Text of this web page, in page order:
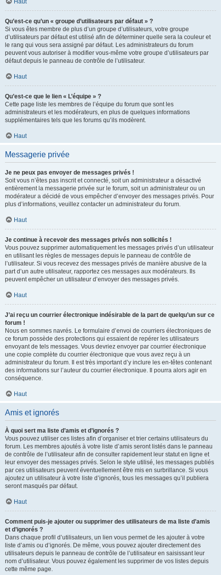
Haut
Qu’est-ce qu’un « groupe d’utilisateurs par défaut » ?
Si vous êtes membre de plus d’un groupe d’utilisateurs, votre groupe
d’utilisateurs par défaut est utilisé afin de déterminer quelle sera la couleur et
le rang qui vous sera assigné par défaut. Les administrateurs du forum
peuvent vous autoriser à modifier vous-même votre groupe d’utilisateurs par
défaut depuis le panneau de contrôle de l’utilisateur.
Haut
Qu’est-ce que le lien « L’équipe » ?
Cette page liste les membres de l’équipe du forum que sont les
administrateurs et les modérateurs, en plus de quelques informations
supplémentaires tels que les forums qu’ils modèrent.
Haut
Messagerie privée
Je ne peux pas envoyer de messages privés !
Soit vous n’êtes pas inscrit et connecté, soit un administrateur a désactivé
entièrement la messagerie privée sur le forum, soit un administrateur ou un
modérateur a décidé de vous empêcher d’envoyer des messages privés. Pour
plus d’informations, veuillez contacter un administrateur du forum.
Haut
Je continue à recevoir des messages privés non sollicités !
Vous pouvez supprimer automatiquement les messages privés d’un utilisateur
en utilisant les règles de messages depuis le panneau de contrôle de
l’utilisateur. Si vous recevez des messages privés de manière abusive de la
part d’un autre utilisateur, rapportez ces messages aux modérateurs. Ils
peuvent empêcher un utilisateur d’envoyer des messages privés.
Haut
J’ai reçu un courrier électronique indésirable de la part de quelqu’un sur ce
forum !
Nous en sommes navrés. Le formulaire d’envoi de courriers électroniques de
ce forum possède des protections qui essaient de repérer les utilisateurs
envoyant de tels messages. Vous devriez envoyer par courrier électronique
une copie complète du courrier électronique que vous avez reçu à un
administrateur du forum. Il est très important d’y inclure les en-têtes contenant
des informations sur l’auteur du courrier électronique. Il pourra alors agir en
conséquence.
Haut
Amis et ignorés
À quoi sert ma liste d’amis et d’ignorés ?
Vous pouvez utiliser ces listes afin d’organiser et trier certains utilisateurs du
forum. Les membres ajoutés à votre liste d’amis seront listés dans le panneau
de contrôle de l’utilisateur afin de consulter rapidement leur statut en ligne et
leur envoyer des messages privés. Selon le style utilisé, les messages publiés
par ces utilisateurs peuvent éventuellement être mis en surbrillance. Si vous
ajoutez un utilisateur à votre liste d’ignorés, tous les messages qu’il publiera
seront masqués par défaut.
Haut
Comment puis-je ajouter ou supprimer des utilisateurs de ma liste d’amis
et d’ignorés ?
Dans chaque profil d’utilisateurs, un lien vous permet de les ajouter à votre
liste d’amis ou d’ignorés. De même, vous pouvez ajouter directement des
utilisateurs depuis le panneau de contrôle de l’utilisateur en saisissant leur
nom d’utilisateur. Vous pouvez également les supprimer de vos listes depuis
cette même page.